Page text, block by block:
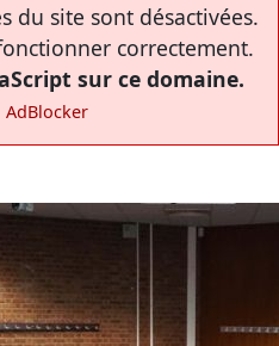
du site sont désactivées.
correctement.
sur ce domaine.
AdBlocker